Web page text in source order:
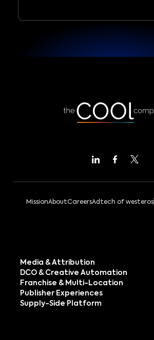
MissionAboutCareersAdtech of westeros
Media & Attribution
DCO & Creative Automation
Franchise & Multi-Location
Publisher Experiences
Supply-Side Platform